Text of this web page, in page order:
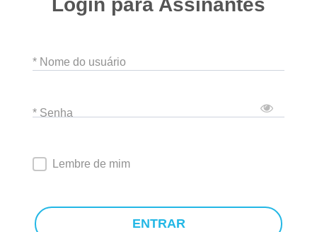
Login para Assinantes
* Nome do usuário
* Senha
Lembre de mim
ENTRAR